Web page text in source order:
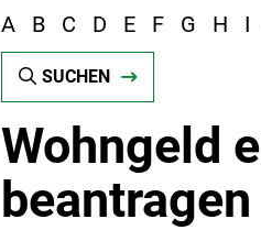
A B C D E F G H I
SUCHEN
Wohngeld
beantragen